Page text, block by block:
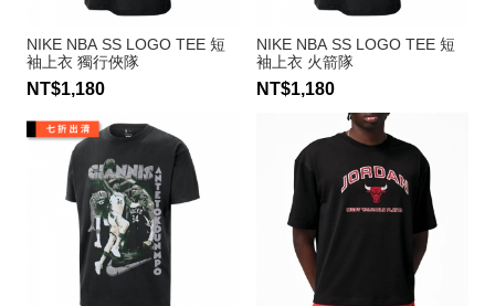
NIKE NBA SS LOGO TEE 短
袖上衣 獨行俠隊
NT$1,180
NIKE NBA SS LOGO TEE 短
袖上衣 火箭隊
NT$1,180